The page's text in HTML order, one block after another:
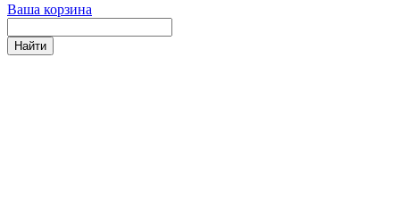
Ваша корзина
Найти